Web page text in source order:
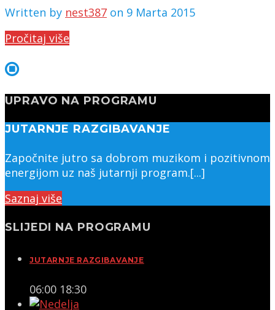
Written by nest387 on 9 Marta 2015
Pročitaj više
UPRAVO NA PROGRAMU
JUTARNJE RAZGIBAVANJE
Započnite jutro sa dobrom muzikom i pozitivnom
energijom uz naš jutarnji program.[...]
Saznaj više
SLIJEDI NA PROGRAMU
JUTARNJE RAZGIBAVANJE
06:00 18:30